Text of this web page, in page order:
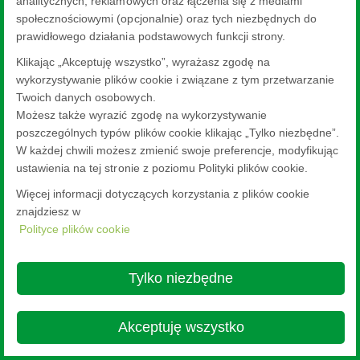
społecznościowymi (opcjonalnie) oraz tych niezbędnych do
prawidłowego działania podstawowych funkcji strony.
Klikając „Akceptuję wszystko”, wyrażasz zgodę na
wykorzystywanie plików cookie i związane z tym przetwarzanie
Twoich danych osobowych.
Możesz także wyrazić zgodę na wykorzystywanie
poszczególnych typów plików cookie klikając „Tylko niezbędne”.
W każdej chwili możesz zmienić swoje preferencje, modyfikując
ustawienia na tej stronie z poziomu Polityki plików cookie.
Więcej informacji dotyczących korzystania z plików cookie
znajdziesz w
Polityce plików cookie
Tylko niezbędne
Akceptuję wszystko